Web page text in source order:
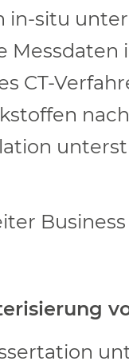
in-situ
CT-